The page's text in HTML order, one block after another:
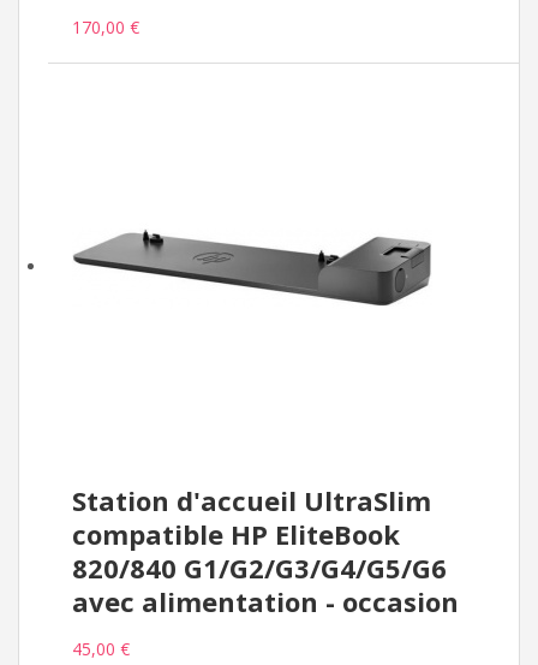
170,00 €
Station d'accueil UltraSlim
compatible HP EliteBook
820/840 G1/G2/G3/G4/G5/G6
avec alimentation - occasion
45,00 €